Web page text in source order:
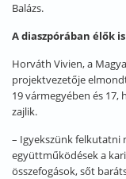
Balázs.
A diaszpórában élők
Horváth Vivien, a
projektvezetője
19 vármegyében és
zajlik.
– Igyekszünk felkutatni
együttműködések a
összefogások, sőt